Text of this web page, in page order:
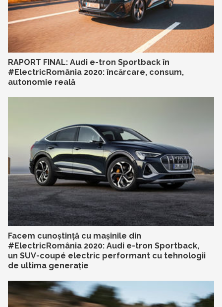
RAPORT FINAL: Audi e-tron Sportback în
#ElectricRomânia 2020: încărcare, consum,
autonomie reală
Facem cunoștință cu mașinile din
#ElectricRomânia 2020: Audi e-tron Sportback,
un SUV-coupé electric performant cu tehnologii
de ultima generație